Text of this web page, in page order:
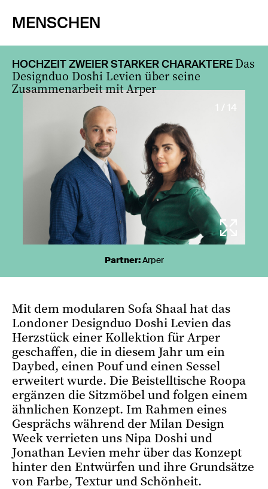
MENSCHEN
HOCHZEIT ZWEIER STARKER CHARAKTERE Das
Designduo Doshi Levien über seine
Zusammenarbeit mit Arper
1 / 14
Partner:Arper
Mit dem modularen Sofa Shaal hat das
Londoner Designduo Doshi Levien das
Herzstück einer Kollektion für Arper
geschaffen, die in diesem Jahr um ein
Daybed, einen Pouf und einen Sessel
erweitert wurde. Die Beistelltische Roopa
ergänzen die Sitzmöbel und folgen einem
ähnlichen Konzept. Im Rahmen eines
Gesprächs während der Milan Design
Week verrieten uns Nipa Doshi und
Jonathan Levien mehr über das Konzept
hinter den Entwürfen und ihre Grundsätze
von Farbe, Textur und Schönheit.